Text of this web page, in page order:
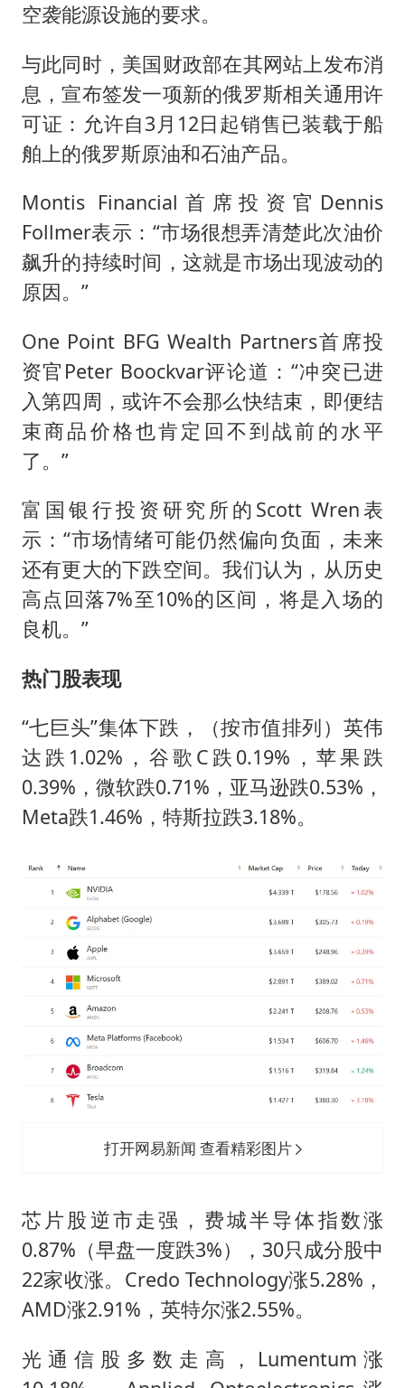
空袭能源设施的要求。
与此同时，美国财政部在其网站上发布消
息，宣布签发一项新的俄罗斯相关通用许
可证：允许自3月12日起销售已装载于船
舶上的俄罗斯原油和石油产品。
Montis Financial首席投资官Dennis
Follmer表示：“市场很想弄清楚此次油价
飙升的持续时间，这就是市场出现波动的
原因。”
One Point BFG Wealth Partners首席投
资官Peter Boockvar评论道：“冲突已进
入第四周，或许不会那么快结束，即便结
束商品价格也肯定回不到战前的水平
了。”
富国银行投资研究所的Scott Wren表
示：“市场情绪可能仍然偏向负面，未来
还有更大的下跌空间。我们认为，从历史
高点回落7%至10%的区间，将是入场的
良机。”
热门股表现
“七巨头”集体下跌，（按市值排列）英伟
达跌1.02%，谷歌C跌0.19%，苹果跌
0.39%，微软跌0.71%，亚马逊跌0.53%，
Meta跌1.46%，特斯拉跌3.18%。
打开网易新闻 查看精彩图片
芯片股逆市走强，费城半导体指数涨
0.87%（早盘一度跌3%），30只成分股中
22家收涨。Credo Technology涨5.28%，
AMD涨2.91%，英特尔涨2.55%。
光通信股多数走高，Lumentum涨